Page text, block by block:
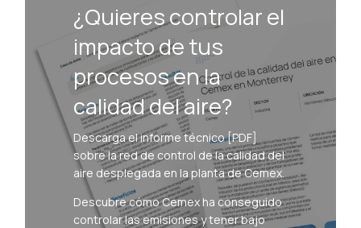
¿Quieres controlar el
impacto de tus
procesos en la
calidad del aire?
Descarga el informe técnico [PDF]
sobre la red de control de la calidad del
aire desplegada en la planta de Cemex.
Descubre cómo Cemex ha conseguido
controlar las emisiones y tener bajo